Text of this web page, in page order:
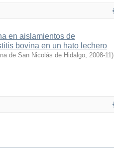
en aislamientos de
bovina en un hato lechero
de San Nicolás de Hidalgo, 2008-11)